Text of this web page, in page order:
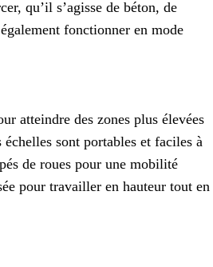
qu’il s’agisse de béton, de
fonctionner en mode
atteindre des zones plus élevées
sont portables et faciles à
de roues pour une mobilité
pour travailler en hauteur tout en